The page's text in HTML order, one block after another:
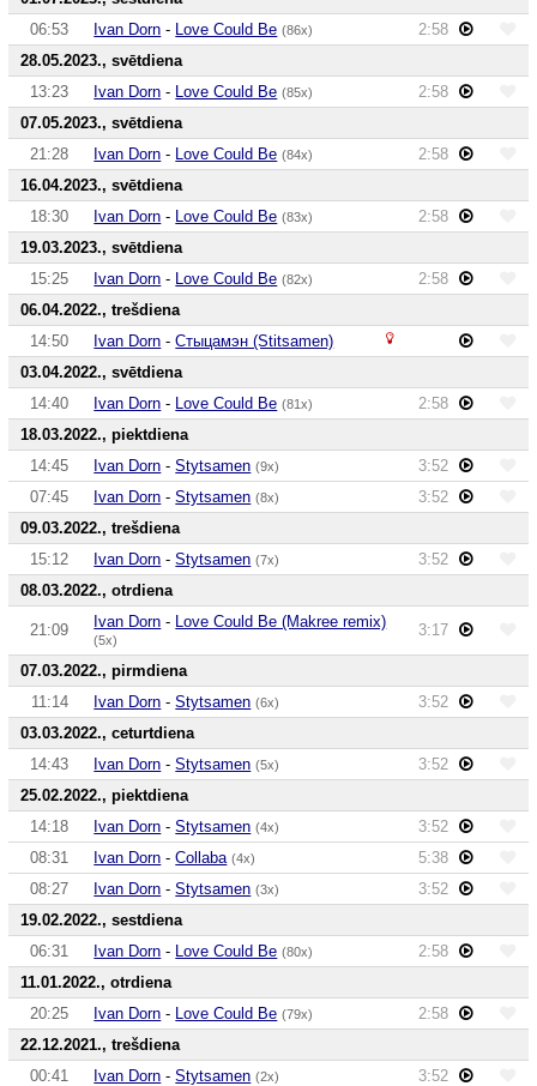
06:53
Ivan Dorn - Love Could Be (86x)
2:58
28.05.2023., svētdiena
13:23
Ivan Dorn - Love Could Be (85x)
2:58
07.05.2023., svētdiena
21:28
Ivan Dorn - Love Could Be (84x)
2:58
16.04.2023., svētdiena
18:30
Ivan Dorn - Love Could Be (83x)
2:58
19.03.2023., svētdiena
15:25
Ivan Dorn - Love Could Be (82x)
2:58
06.04.2022., trešdiena
14:50
Ivan Dorn -Стыцамэн (Stitsamen)
03.04.2022., svētdiena
14:40
Ivan Dorn - Love Could Be (81x)
2:58
18.03.2022., piektdiena
14:45
Ivan Dorn -Stytsamen (9x)
3:52
07:45
Ivan Dorn -Stytsamen (8x)
3:52
09.03.2022., trešdiena
15:12
Ivan Dorn -Stytsamen (7x)
3:52
08.03.2022., otrdiena
21:09 Ivan Dorn - Love Could Be (Makree remix)
(5x)
3:17
07.03.2022., pirmdiena
11:14
Ivan Dorn -Stytsamen (6x)
3:52
03.03.2022., ceturtdiena
14:43
Ivan Dorn -Stytsamen (5x)
3:52
25.02.2022., piektdiena
14:18
Ivan Dorn -Stytsamen (4x)
3:52
08:31
Ivan Dorn -Collaba (4x)
5:38
08:27
Ivan Dorn -Stytsamen (3x)
3:52
19.02.2022., sestdiena
06:31
Ivan Dorn - Love Could Be (80x)
2:58
11.01.2022., otrdiena
20:25
Ivan Dorn - Love Could Be (79x)
2:58
22.12.2021., trešdiena
00:41
Ivan Dorn -Stytsamen (2x)
3:52